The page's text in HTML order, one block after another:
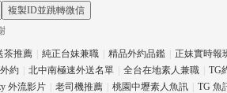
複製ID並跳轉微信
茶推薦 純正台妹兼職 精品外約品鑑
正妹實時報
約 北中南極速外送名單 全台在地素人兼職
TG
外流影片 老司機推薦 桃園中壢素人魚訊 TG 魚